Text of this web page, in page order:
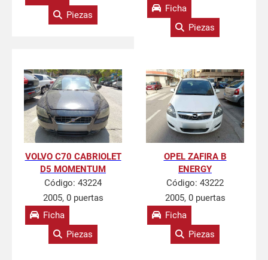
Piezas
Ficha
Piezas
VOLVO C70 CABRIOLET
D5 MOMENTUM
Código: 43224
2005, 0 puertas
Ficha
Piezas
OPEL ZAFIRA B
ENERGY
Código: 43222
2005, 0 puertas
Ficha
Piezas